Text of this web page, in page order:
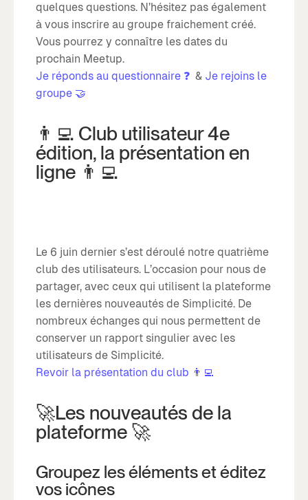
quelques questions. N’hésitez pas également
à vous inscrire au groupe fraichement créé.
Vous pourrez y connaître les dates du
prochain Meetup.
Je réponds au questionnaire ❓ & Je rejoins le
groupe 🤝
👨‍💻 Club utilisateur 4e
édition, la présentation en
ligne 👨‍💻
Le 6 juin dernier s’est déroulé notre quatrième
club des utilisateurs. L’occasion pour nous de
partager, avec ceux qui utilisent la plateforme
les dernières nouveautés de Simplicité. De
nombreux échanges qui nous permettent de
conserver un rapport singulier avec les
utilisateurs de Simplicité.
Revoir la présentation du club 👨‍💻
🚀Les nouveautés de la
plateforme 🚀
Groupez les éléments et éditez
vos icônes